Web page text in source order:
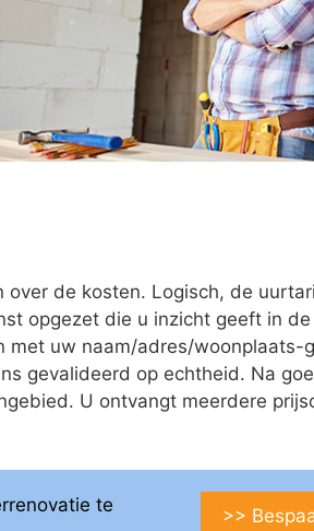
de kosten. Logisch, de
opgezet die u inzicht geeft in
uw naam/adres/woonplaats-
gevalideerd op echtheid. Na
U ontvangt meerdere
te
>>